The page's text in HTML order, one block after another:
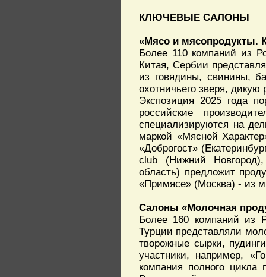
КЛЮЧЕВЫЕ САЛОНЫ
«Мясо и мясопродукты.
Более 110 компаний из
Китая, Сербии
из говядины, свинины,
охотничьего зверя,
Экспозиция 2025 года
российские
специализируются на
маркой «Мясной
«Доброгост»
club (Нижний Новгород),
область) предложит
«Примясе» (Москва) - из
Салоны «Молочная
Более 160 компаний из
Турции представляли
творожные сырки,
участники, например,
компания полного цикла